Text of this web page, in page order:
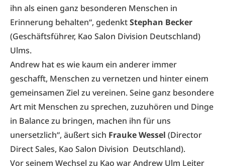
ihn als einen ganz besonderen Menschen in
Erinnerung behalten“, gedenktStephan Becker
(Geschäftsführer, Kao Salon Division Deutschland)
Ulms.
Andrew hat es wie kaum ein anderer immer
geschafft, Menschen zu vernetzen und hinter einem
gemeinsamen Ziel zu vereinen. Seine ganz besondere
Art mit Menschen zu sprechen, zuzuhören und Dinge
in Balance zu bringen, machen ihn für uns
unersetzlich“, äußert sich Frauke Wessel (Director
Direct Sales, Kao Salon Division Deutschland).
Vor seinem Wechsel zu Kao war Andrew Ulm Leiter